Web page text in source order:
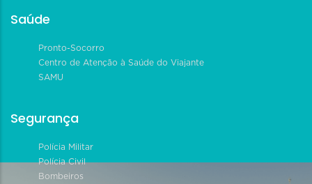
Saúde
Pronto-Socorro
Centro de Atenção à Saúde do Viajante
SAMU
Segurança
Polícia Militar
Polícia Civil
Bombeiros